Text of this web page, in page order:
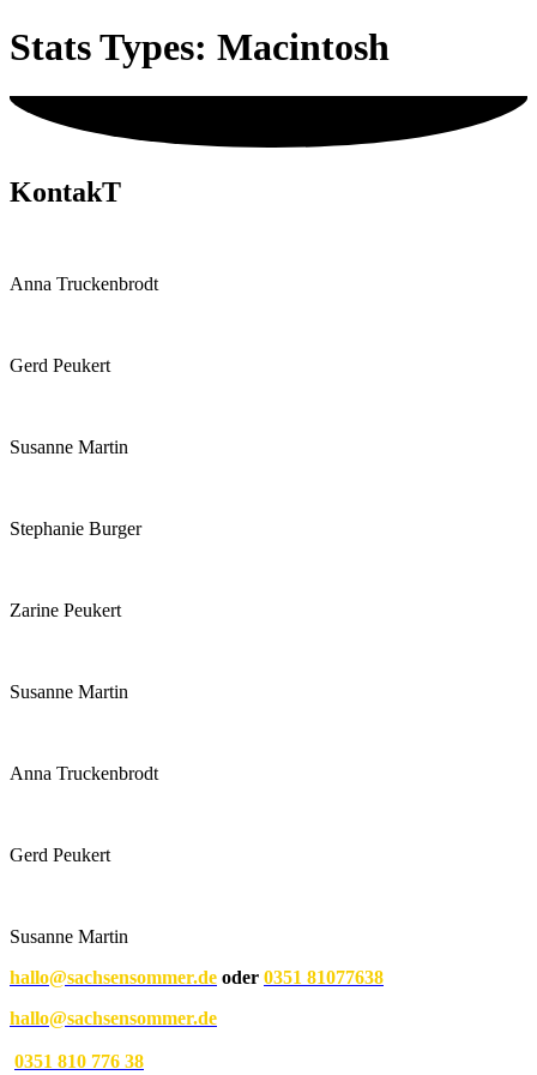
Zum
Inhalt
Stats Types: Macintosh
KontakT
Anna Truckenbrodt
Gerd Peukert
Susanne Martin
Stephanie Burger
Zarine Peukert
Susanne Martin
Anna Truckenbrodt
Gerd Peukert
Susanne Martin
hallo@sachsensommer.de oder 0351 81077638
hallo@sachsensommer.de
0351 810 776 38